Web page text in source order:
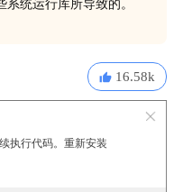
统运行库所导致的。
16.58k
执行代码。重新安装